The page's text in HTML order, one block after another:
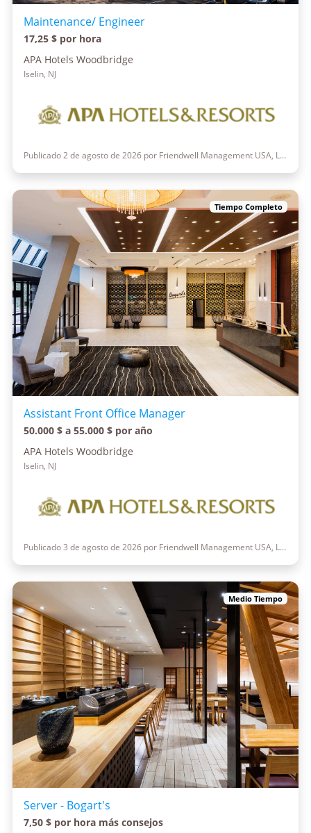
Maintenance/ Engineer
17,25 $ por hora
APA Hotels Woodbridge
Iselin, NJ
Publicado 2 de agosto de 2026 por Friendwell Management USA, LLC
Tiempo Completo
Assistant Front Office Manager
50.000 $ a 55.000 $ por año
APA Hotels Woodbridge
Iselin, NJ
Publicado 3 de agosto de 2026 por Friendwell Management USA, LLC
Medio Tiempo
Server - Bogart's
7,50 $ por hora más consejos